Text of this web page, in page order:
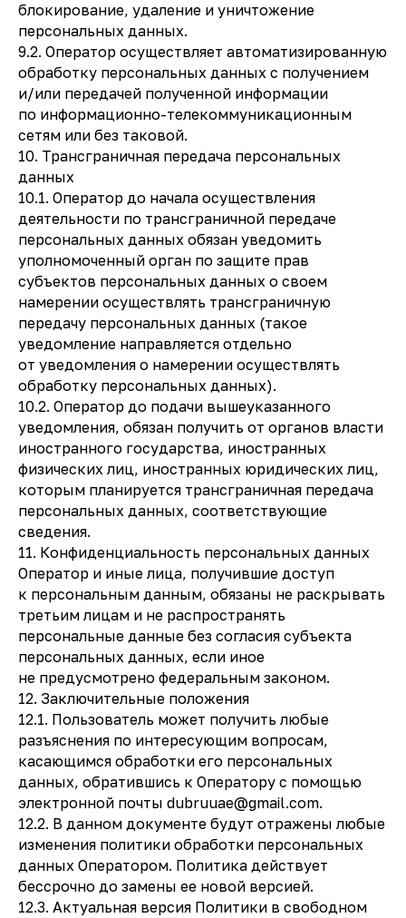
блокирование, удаление и уничтожение
персональных данных.
9.2. Оператор осуществляет автоматизированную
обработку персональных данных с получением
и/или передачей полученной информации
по информационно-телекоммуникационным
сетям или без таковой.
10. Трансграничная передача персональных
данных
10.1. Оператор до начала осуществления
деятельности по трансграничной передаче
персональных данных обязан уведомить
уполномоченный орган по защите прав
субъектов персональных данных о своем
намерении осуществлять трансграничную
передачу персональных данных (такое
уведомление направляется отдельно
от уведомления о намерении осуществлять
обработку персональных данных).
10.2. Оператор до подачи вышеуказанного
уведомления, обязан получить от органов власти
иностранного государства, иностранных
физических лиц, иностранных юридических лиц,
которым планируется трансграничная передача
персональных данных, соответствующие
сведения.
11. Конфиденциальность персональных данных
Оператор и иные лица, получившие доступ
к персональным данным, обязаны не раскрывать
третьим лицам и не распространять
персональные данные без согласия субъекта
персональных данных, если иное
не предусмотрено федеральным законом.
12. Заключительные положения
12.1. Пользователь может получить любые
разъяснения по интересующим вопросам,
касающимся обработки его персональных
данных, обратившись к Оператору с помощью
электронной почты dubruuae@gmail.com.
12.2. В данном документе будут отражены любые
изменения политики обработки персональных
данных Оператором. Политика действует
бессрочно до замены ее новой версией.
12.3. Актуальная версия Политики в свободном